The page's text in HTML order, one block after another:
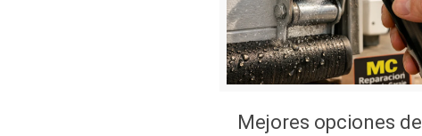
Mejores opciones de